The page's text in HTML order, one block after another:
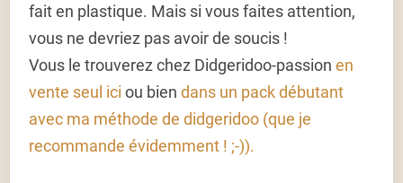
fait en plastique. Mais si vous faites attention,
vous ne devriez pas avoir de soucis !
Vous le trouverez chez Didgeridoo-passionen
vente seul ici ou biendans un pack débutant
avec ma méthode de didgeridoo (que je
recommande évidemment ! ;-)).